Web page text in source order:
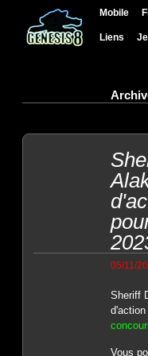
Mobile
Liens
05/11/
Sheriff
Vous